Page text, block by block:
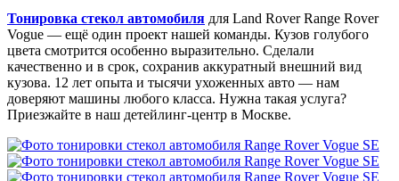
Тонировка стекол автомобиля для Land Rover Range Rover
Vogue — ещё один проект нашей команды. Кузов голубого
цвета смотрится особенно выразительно. Сделали
качественно и в срок, сохранив аккуратный внешний вид
кузова. 12 лет опыта и тысячи ухоженных авто — нам
доверяют машины любого класса. Нужна такая услуга?
Приезжайте в наш детейлинг-центр в Москве.